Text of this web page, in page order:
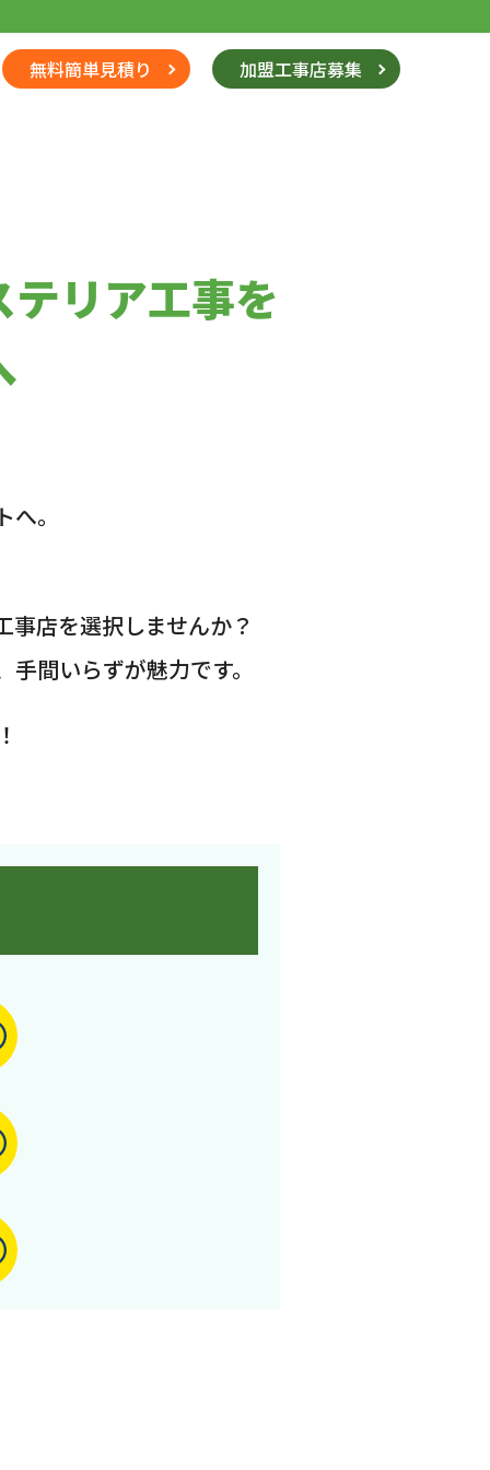
無料簡単見積り 加盟工事店募集
リア工事を
。
店を選択しませんか？
間いらずが魅力です。